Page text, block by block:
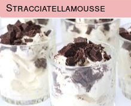
Stracciatellamousse